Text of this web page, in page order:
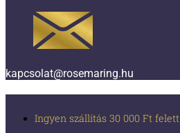
kapcsolat@rosemaring.hu
Ingyen szállítás 30 000 Ft felett